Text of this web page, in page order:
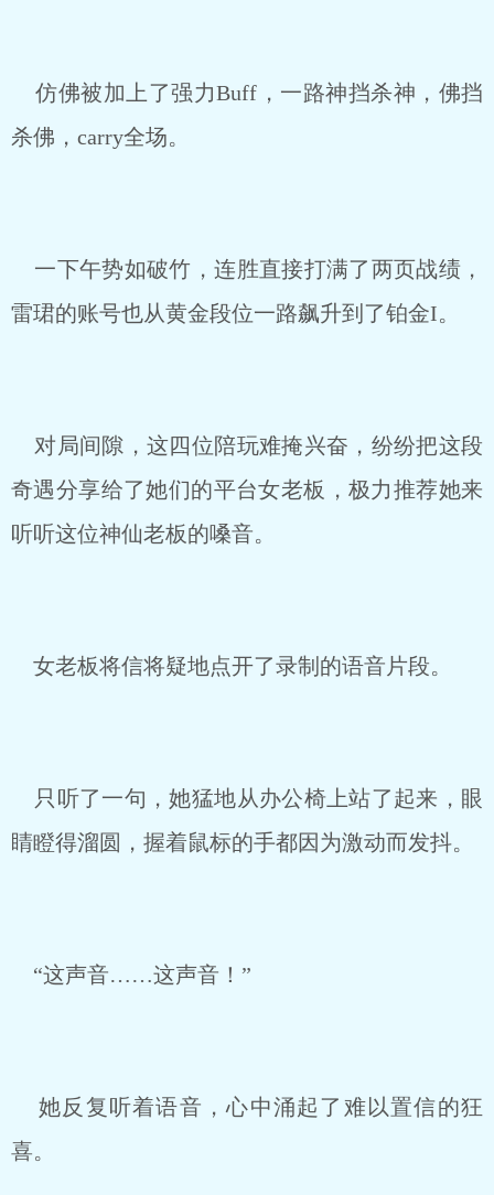
仿佛被加上了强力Buff，一路神挡杀神，佛挡
杀佛，carry全场。
一下午势如破竹，连胜直接打满了两页战绩，
雷珺的账号也从黄金段位一路飙升到了铂金I。
对局间隙，这四位陪玩难掩兴奋，纷纷把这段
奇遇分享给了她们的平台女老板，极力推荐她来
听听这位神仙老板的嗓音。
女老板将信将疑地点开了录制的语音片段。
只听了一句，她猛地从办公椅上站了起来，眼
睛瞪得溜圆，握着鼠标的手都因为激动而发抖。
“这声音……这声音！”
她反复听着语音，心中涌起了难以置信的狂
喜。